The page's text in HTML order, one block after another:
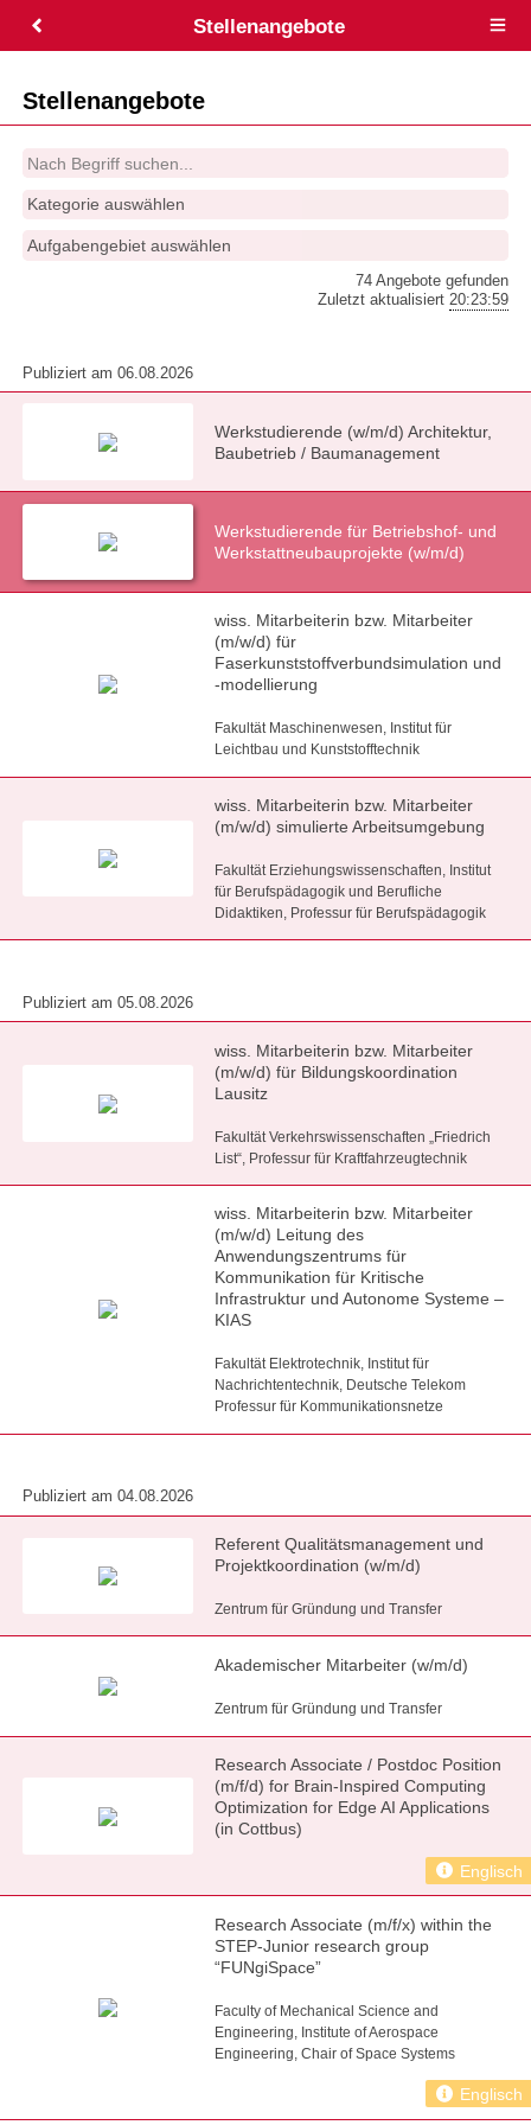
Stellenangebote
Open
Stellenangebote
Kategorie auswählen
Aufgabengebiet auswählen
74 Angebote gefunden
Zuletzt aktualisiert20:23:59
Publiziert am 06.08.2026
Werkstudierende (w/m/d) Architektur,
Baubetrieb / Baumanagement
Werkstudierende für Betriebshof- und
Werkstattneubauprojekte (w/m/d)
wiss. Mitarbeiterin bzw. Mitarbeiter
(m/w/d) für
Faserkunststoffverbundsimulation und
-modellierung
Fakultät Maschinenwesen, Institut für
Leichtbau und Kunststofftechnik
wiss. Mitarbeiterin bzw. Mitarbeiter
(m/w/d) simulierte Arbeitsumgebung
Fakultät Erziehungswissenschaften, Institut
für Berufspädagogik und Berufliche
Didaktiken, Professur für Berufspädagogik
Publiziert am 05.08.2026
wiss. Mitarbeiterin bzw. Mitarbeiter
(m/w/d) für Bildungskoordination
Lausitz
Fakultät Verkehrswissenschaften „Friedrich
List“, Professur für Kraftfahrzeugtechnik
wiss. Mitarbeiterin bzw. Mitarbeiter
(m/w/d) Leitung des
Anwendungszentrums für
Kommunikation für Kritische
Infrastruktur und Autonome Systeme –
KIAS
Fakultät Elektrotechnik, Institut für
Nachrichtentechnik, Deutsche Telekom
Professur für Kommunikationsnetze
Publiziert am 04.08.2026
Referent Qualitätsmanagement und
Projektkoordination (w/m/d)
Zentrum für Gründung und Transfer
Akademischer Mitarbeiter (w/m/d)
Zentrum für Gründung und Transfer
Research Associate / Postdoc Position
(m/f/d) for Brain-Inspired Computing
Optimization for Edge AI Applications
(in Cottbus)
Englisch
Research Associate (m/f/x) within the
STEP-Junior research group
“FUNgiSpace”
Faculty of Mechanical Science and
Engineering, Institute of Aerospace
Engineering, Chair of Space Systems
Englisch